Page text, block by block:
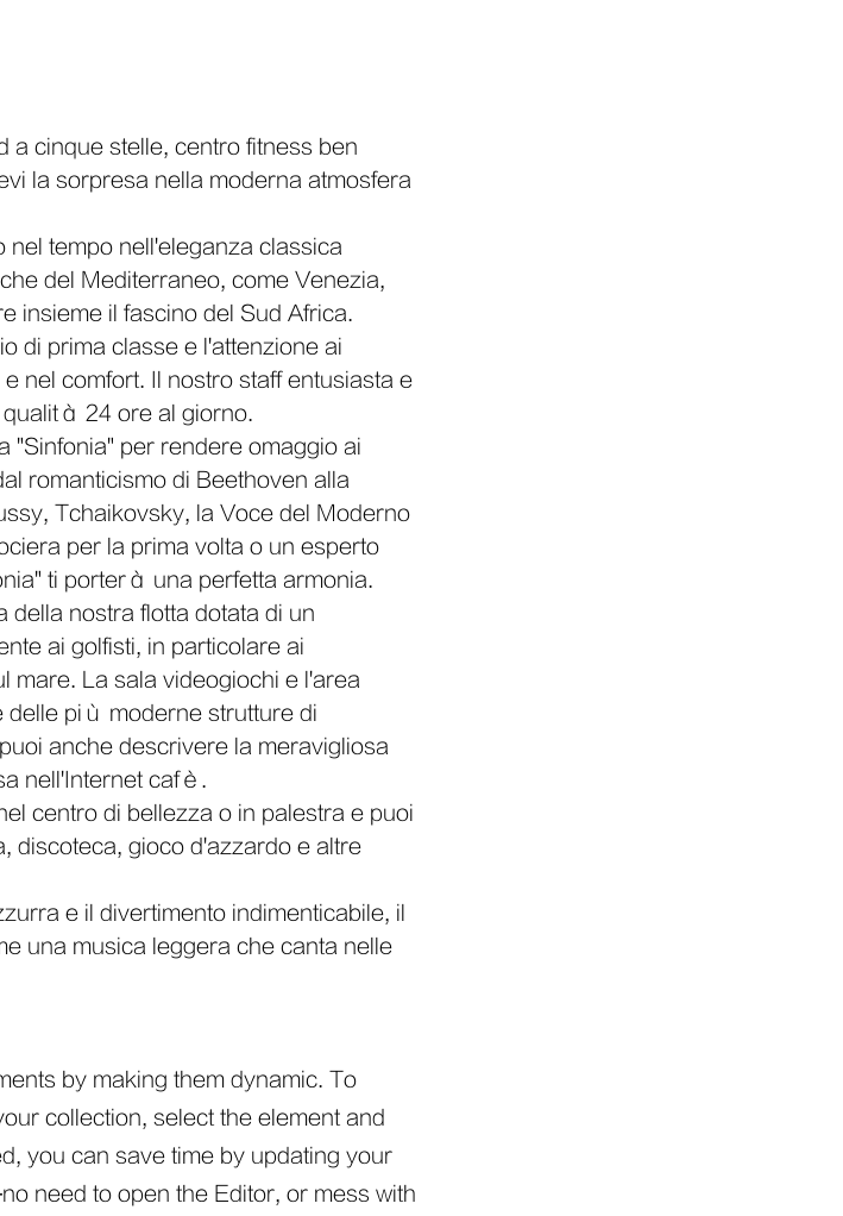
a cinque stelle, centro fitness ben
la sorpresa nella moderna atmosfera
nel tempo nell'eleganza classica
del Mediterraneo, come Venezia,
insieme il fascino del Sud Africa.
di prima classe e l'attenzione ai
nel comfort. Il nostro staff entusiasta e
24 ore al giorno.
"Sinfonia" per rendere omaggio ai
romanticismo di Beethoven alla
Tchaikovsky, la Voce del Moderno
per la prima volta o un esperto
ti porterà una perfetta armonia.
nostra flotta dotata di un
ai golfisti, in particolare ai
mare. La sala videogiochi e l'area
delle più moderne strutture di
anche descrivere la meravigliosa
nell'Internet cafè.
centro di bellezza o in palestra e puoi
discoteca, gioco d'azzardo e altre
e il divertimento indimenticabile, il
una musica leggera che canta nelle
by making them dynamic. To
collection, select the element and
you can save time by updating your
need to open the Editor, or mess with